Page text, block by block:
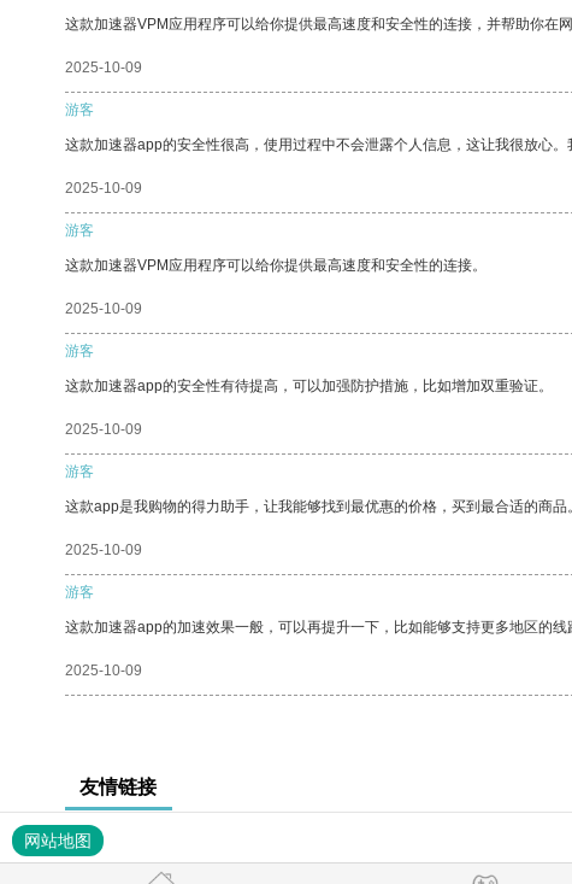
这款加速器VPM应用程序可以给你提供最高速度和安全性的连接，并帮助你在网
2025-10-09
游客
这款加速器app的安全性很高，使用过程中不会泄露个人信息，这让我很放心
2025-10-09
游客
这款加速器VPM应用程序可以给你提供最高速度和安全性的连接。
2025-10-09
游客
这款加速器app的安全性有待提高，可以加强防护措施，比如增加双重验证。
2025-10-09
游客
这款app是我购物的得力助手，让我能够找到最优惠的价格，买到最合适的商品。
2025-10-09
游客
这款加速器app的加速效果一般，可以再提升一下，比如能够支持更多地区的线
2025-10-09
友情链接
网站地图